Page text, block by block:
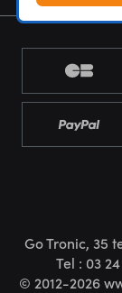
Go Tronic, 35
Tel : 03
© 2012-2026